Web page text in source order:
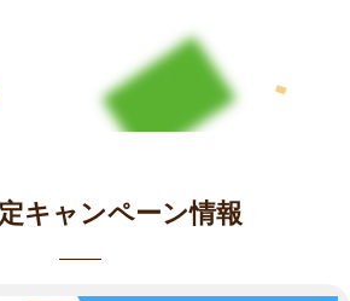
キャンペーン情報